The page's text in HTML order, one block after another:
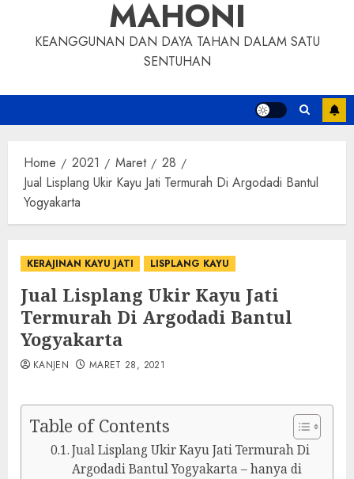
MAHONI
KEANGGUNAN DAN DAYA TAHAN DALAM SATU
SENTUHAN
Home 2021 Maret
28
Jual Lisplang Ukir Kayu Jati Termurah Di Argodadi Bantul
Yogyakarta
KERAJINAN KAYU JATI LISPLANG KAYU
Jual Lisplang Ukir Kayu Jati
Termurah Di Argodadi Bantul
Yogyakarta
KANJEN MARET 28, 2021
Table of Contents
Jual Lisplang Ukir Kayu Jati Termurah Di
Argodadi Bantul Yogyakarta – hanya di